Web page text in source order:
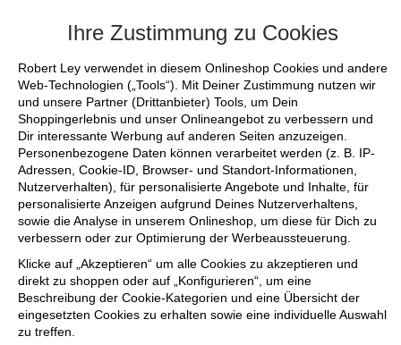
Ihre Zustimmung zu Cookies
Robert Ley verwendet in diesem Onlineshop Cookies und andere
Web-Technologien („Tools“). Mit Deiner Zustimmung nutzen wir
und unsere Partner (Drittanbieter) Tools, um Dein
Shoppingerlebnis und unser Onlineangebot zu verbessern und
Dir interessante Werbung auf anderen Seiten anzuzeigen.
Personenbezogene Daten können verarbeitet werden (z. B. IP-
Adressen, Cookie-ID, Browser- und Standort-Informationen,
Nutzerverhalten), für personalisierte Angebote und Inhalte, für
personalisierte Anzeigen aufgrund Deines Nutzerverhaltens,
sowie die Analyse in unserem Onlineshop, um diese für Dich zu
verbessern oder zur Optimierung der Werbeaussteuerung.
Klicke auf „Akzeptieren“ um alle Cookies zu akzeptieren und
direkt zu shoppen oder auf „Konfigurieren“, um eine
Beschreibung der Cookie-Kategorien und eine Übersicht der
eingesetzten Cookies zu erhalten sowie eine individuelle Auswahl
zu treffen.